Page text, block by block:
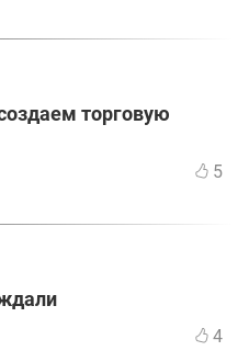
торговую
5
4